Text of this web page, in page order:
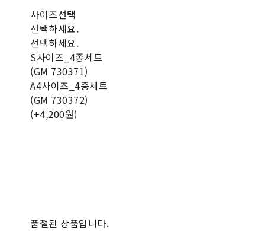
사이즈선택
선택하세요.
선택하세요.
S사이즈_4종세트
(GM 730371)
A4사이즈_4종세트
(GM 730372)
(+4,200원)
품절된 상품입니다.